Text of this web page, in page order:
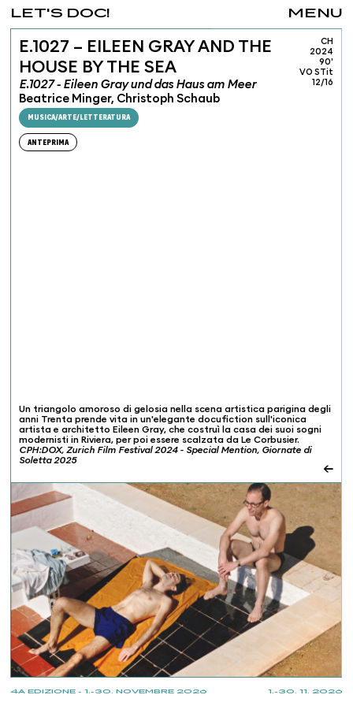
1.-30. 11. 2026
4A EDIZIONE - 1.-30. NOVEMBRE 2026
MENU
LET'S DOC!
E.1027 – EILEEN GRAY AND THE
HOUSE BY THE SEA
E.1027 - Eileen Gray und das Haus am Meer
Beatrice Minger, Christoph Schaub
MUSICA/ARTE/LETTERATURA
ANTEPRIMA
CH
2024
90'
VO STit
12/16
Un triangolo amoroso di gelosia nella scena artistica parigina degli
anni Trenta prende vita in un'elegante docufiction sull'iconica
artista e architetto Eileen Gray, che costruì la casa dei suoi sogni
modernisti in Riviera, per poi essere scalzata da Le Corbusier.
CPH:DOX, Zurich Film Festival 2024 - Special Mention, Giornate di
Soletta 2025
←